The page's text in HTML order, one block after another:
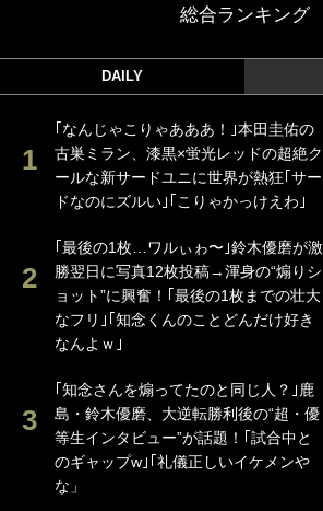
総合ランキング
DAILY
｢なんじゃこりゃあああ！｣本田圭佑の
古巣ミラン、漆黒×蛍光レッドの超絶ク
ールな新サードユニに世界が熱狂｢サー
ドなのにズルい｣｢こりゃかっけえわ｣
｢最後の1枚…ワルぃゎ〜｣鈴木優磨が激
勝翌日に写真12枚投稿→渾身の“煽りシ
ョット”に興奮！｢最後の1枚までの壮大
なフリ｣｢知念くんのことどんだけ好き
なんよｗ｣
｢知念さんを煽ってたのと同じ人？｣鹿
島・鈴木優磨、大逆転勝利後の“超・優
等生インタビュー”が話題！｢試合中と
のギャップw｣｢礼儀正しいイケメンや
な」